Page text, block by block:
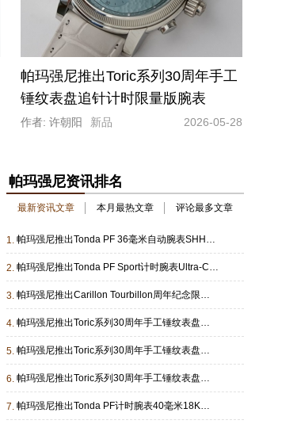
帕玛强尼推出Toric系列30周年手工
锤纹表盘追针计时限量版腕表
作者: 许朝阳 新品 2026-05-28
帕玛强尼资讯排名
最新资讯文章 本月最热文章 评论最多文章
1. 帕玛强尼推出Tonda PF 36毫米自动腕表SHH特别版
2. 帕玛强尼推出Tonda PF Sport计时腕表Ultra-Cermet矿物蓝版
3. 帕玛强尼推出Carillon Tourbillon周年纪念限量版腕表
4. 帕玛强尼推出Toric系列30周年手工锤纹表盘追针计时限量版腕表
5. 帕玛强尼推出Toric系列30周年手工锤纹表盘万年历限量版腕表
6. 帕玛强尼推出Toric系列30周年手工锤纹表盘小秒针限量版腕表
7. 帕玛强尼推出Tonda PF计时腕表40毫米18K玫瑰金款